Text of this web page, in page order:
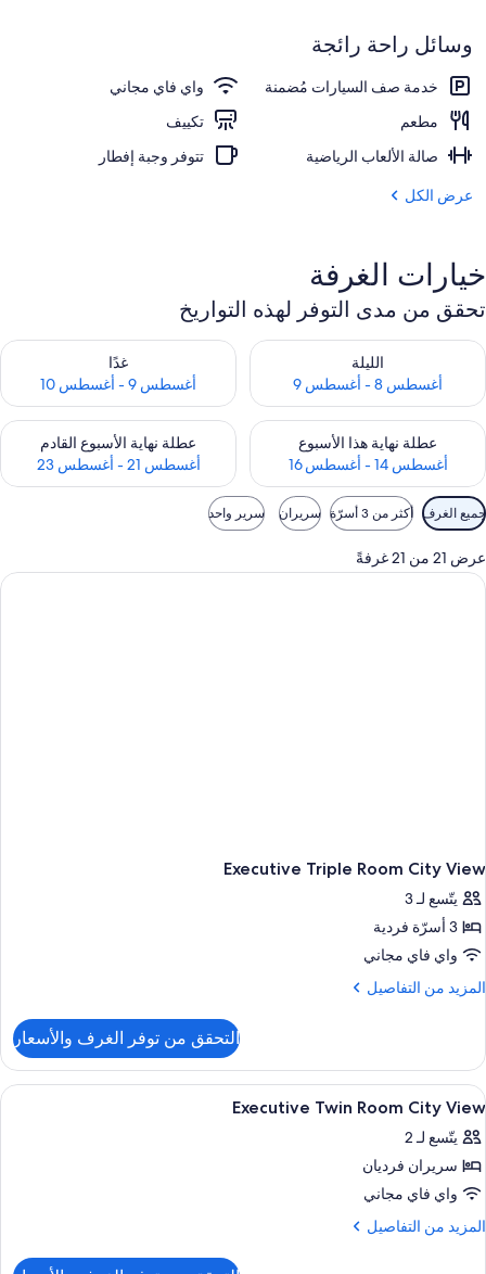
المنشأة من الخارج
وسائل راحة رائجة
خدمة صف السيارات مُضمنة
واي فاي مجاني
مطعم
تكييف
صالة الألعاب الرياضية
تتوفر وجبة إفطار
عرض الكل
خيارات الغرفة
تحقق من مدى التوفر لهذه التواريخ
الليلة
أغسطس 8 - أغسطس 9
تحقق من مدى التوفر لليلة للفترة أغسطس 8 - أغسطس 9
غدًا
أغسطس 9 - أغسطس 10
تحقق من مدى التوفر لغد للفترة أغسطس
عطلة نهاية هذا الأسبوع
أغسطس 14 - أغسطس 16
تحقق من مدى التوفر لعطلة نهاية هذا الأسبوع للفترة أغسطس 14 - أغسطس 16
عطلة نهاية الأسبوع القادم
أغسطس 21 - أغسطس 23
تحقق من مدى التوفر لعطلة نهاية
عوامل
التصفية
المتاحة
للغرف
جميع الغرف أكثر من 3 أسرّة سريران سرير واحد
عرض 21 من 21 غرفةً
Executive Triple Room City View
يتّسع لـ 3
3 أسرّة فردية
واي فاي مجاني
المزيد من التفاصيل
المزيد
Executive
Triple
Room
View
التحقق من توفر الغرف والأسعار
استعراض
جميع
صور
Executive
Twin
Room
أحواض استحمام، مجففات شعر، برانس
1
Executive Twin Room City View
يتّسع لـ 2
سريران فرديان
واي فاي مجاني
المزيد من التفاصيل
المزيد